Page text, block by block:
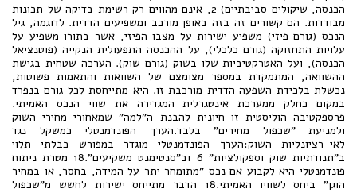
הכנסה, שיקולים סביבתיים) 2, אינם מהווים רק רשימת בדיקה של תכונות
מבודדות. הם קשורים זה בזה באופן מורכב ומשפיעים הדדית. לדוגמה, גיל
הנכס (גורם פיזי) משפיע ישירות על מצבו הפיזי, אשר בתורו משפיע על
עלויות התחזוקה (גורם כלכלי), על ההכנסה התפעולית הנקייה (פוטנציאל
הכנסה), ועל האטרקטיביות שלו בשוק (גורם שוק). הערכה שטחית בגישת
ההשוואה, המתמקדת במספר מצומצם של השוואות והתאמות פשוטות,
נכשלת בלכידת השפעה הדדית מורכבת זו. היא מתייחסת לכל גורם בנפרד
במקום כחלק ממערכת אינטגרלית המגדירה את שווי הנכס האמיתי.
פרספקטיבה הוליסטית זו חיונית להבנת ה"למה" שמאחורי מחירי השוק
ולמניעת "שכפול מחירים" בלבד.הערך הפונדמנטלי כמשקל נגד
לאי-רציונליות השוק:הערך הפונדמנטלי מוגדר במפורש כבלתי תלוי
ב"תנודתיות שוק וספקולציות" 6 וב"סנטימנט משקיעים".18 מטרת ניתוח
פונדמנטלי היא לקבוע אם נכס "מתומחר יתר על המידה, בחסר, או במחיר
הוגן" ביחס לשוויו האמיתי.18 הדבר מתייחס ישירות לחשש מ"שכפול